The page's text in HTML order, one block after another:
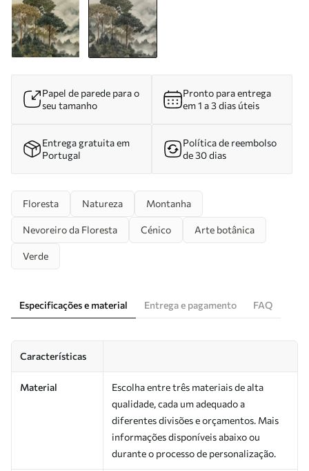
Papel de parede para o
seu tamanho
Pronto para entrega
em 1 a 3 dias úteis
Entrega gratuita em
Portugal
Política de reembolso
de 30 dias
Floresta Natureza Montanha
Nevoreiro da Floresta Cénico Arte botânica
Verde
Especificações e material Entrega e pagamento FAQ
Características
Material
Escolha entre três materiais de alta
qualidade, cada um adequado a
diferentes divisões e orçamentos. Mais
informações disponíveis abaixo ou
durante o processo de personalização.